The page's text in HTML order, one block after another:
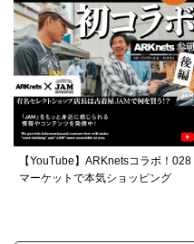
【YouTube】ARKnetsコラボ！028
マーケットで本気ショッピング